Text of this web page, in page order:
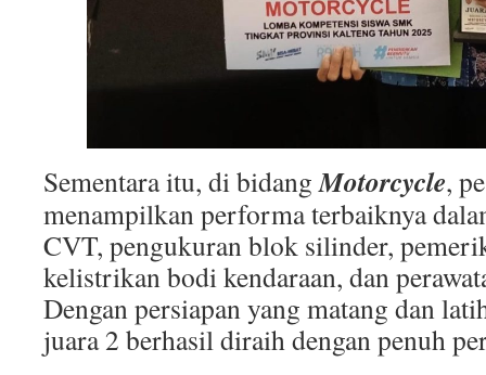
Sementara itu, di bidangMotorcycle,
menampilkan performa terbaiknya
CVT, pengukuran blok silinder,
kelistrikan bodi kendaraan, dan
Dengan persiapan yang matang dan
juara 2 berhasil diraih dengan penuh